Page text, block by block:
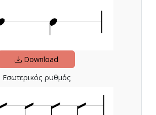
Download
Εσωτερικός ρυθμός